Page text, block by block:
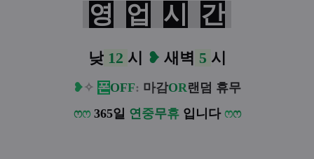
영 업 시 간
낮12 시 ❥ 새벽 5 시
❥ ✧ 폰OFF: 마감OR랜덤 휴무
ෆෆ365일 연중무휴 입니다 ෆෆ